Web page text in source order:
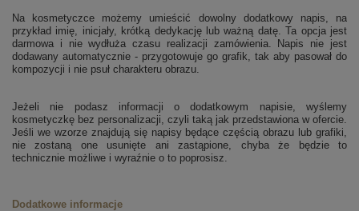
Na kosmetyczce możemy umieścić dowolny dodatkowy napis, na
przykład imię, inicjały, krótką dedykację lub ważną datę. Ta opcja jest
darmowa i nie wydłuża czasu realizacji zamówienia. Napis nie jest
dodawany automatycznie - przygotowuje go grafik, tak aby pasował do
kompozycji i nie psuł charakteru obrazu.
Jeżeli nie podasz informacji o dodatkowym napisie, wyślemy
kosmetyczkę bez personalizacji, czyli taką jak przedstawiona w ofercie.
Jeśli we wzorze znajdują się napisy będące częścią obrazu lub grafiki,
nie zostaną one usunięte ani zastąpione, chyba że będzie to
technicznie możliwe i wyraźnie o to poprosisz.
Dodatkowe informacje